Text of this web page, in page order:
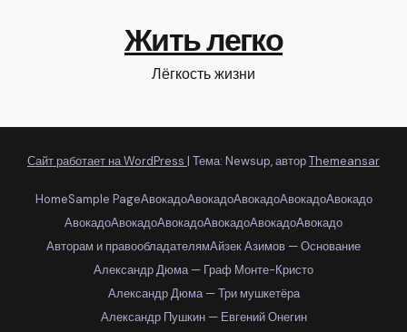
Жить легко
Лёгкость жизни
Сайт работает на WordPress | Тема: Newsup, авторThemeansar
HomeSample PageАвокадоАвокадоАвокадоАвокадоАвокадо
АвокадоАвокадоАвокадоАвокадоАвокадоАвокадо
Авторам и правообладателямАйзек Азимов — Основание
Александр Дюма — Граф Монте-Кристо
Александр Дюма — Три мушкетёра
Александр Пушкин — Евгений Онегин